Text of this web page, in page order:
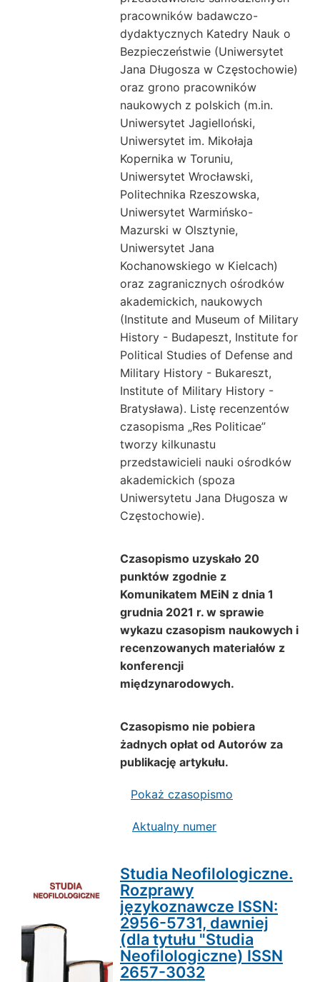
pracowników badawczo-
dydaktycznych Katedry Nauk o
Bezpieczeństwie (Uniwersytet
Jana Długosza w Częstochowie)
oraz grono pracowników
naukowych z polskich (m.in.
Uniwersytet Jagielloński,
Uniwersytet im. Mikołaja
Kopernika w Toruniu,
Uniwersytet Wrocławski,
Politechnika Rzeszowska,
Uniwersytet Warmińsko-
Mazurski w Olsztynie,
Uniwersytet Jana
Kochanowskiego w Kielcach)
oraz zagranicznych ośrodków
akademickich, naukowych
(Institute and Museum of Military
History - Budapeszt, Institute for
Political Studies of Defense and
Military History - Bukareszt,
Institute of Military History -
Bratysława). Listę recenzentów
czasopisma „Res Politicae”
tworzy kilkunastu
przedstawicieli nauki ośrodków
akademickich (spoza
Uniwersytetu Jana Długosza w
Częstochowie).
Czasopismo uzyskało 20
punktów zgodnie z
Komunikatem MEiN z dnia 1
grudnia 2021 r. w sprawie
wykazu czasopism naukowych i
recenzowanych materiałów z
konferencji
międzynarodowych.
Czasopismo nie pobiera
żadnych opłat od Autorów za
publikację artykułu.
Pokaż czasopismo
Aktualny numer
Studia Neofilologiczne.
Rozprawy
językoznawcze ISSN:
2956-5731, dawniej
(dla tytułu "Studia
Neofilologiczne) ISSN
2657-3032